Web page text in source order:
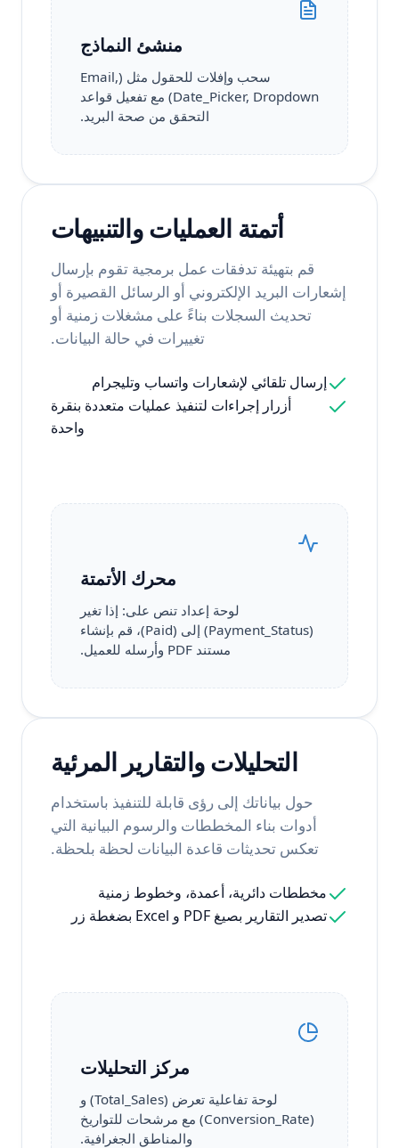
منشئ النماذج
سحب وإفلات للحقول مثل (Email,
Date_Picker, Dropdown) مع تفعيل قواعد
التحقق من صحة البريد.
أتمتة العمليات والتنبيهات
قم بتهيئة تدفقات عمل برمجية تقوم بإرسال
إشعارات البريد الإلكتروني أو الرسائل القصيرة أو
تحديث السجلات بناءً على مشغلات زمنية أو
تغييرات في حالة البيانات.
إرسال تلقائي لإشعارات واتساب وتليجرام
أزرار إجراءات لتنفيذ عمليات متعددة بنقرة
واحدة
محرك الأتمتة
لوحة إعداد تنص على: إذا تغير
(Payment_Status) إلى (Paid)، قم بإنشاء
مستند PDF وأرسله للعميل.
التحليلات والتقارير المرئية
حول بياناتك إلى رؤى قابلة للتنفيذ باستخدام
أدوات بناء المخططات والرسوم البيانية التي
تعكس تحديثات قاعدة البيانات لحظة بلحظة.
مخططات دائرية، أعمدة، وخطوط زمنية
تصدير التقارير بصيغ PDF و Excel بضغطة زر
مركز التحليلات
لوحة تفاعلية تعرض (Total_Sales) و
(Conversion_Rate) مع مرشحات للتواريخ
والمناطق الجغرافية.